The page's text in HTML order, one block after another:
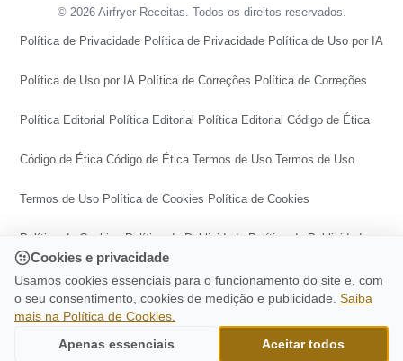
© 2026 Airfryer Receitas. Todos os direitos reservados.
Política de Privacidade Política de Privacidade Política de Uso por IA
Política de Uso por IA Política de Correções Política de Correções
Política Editorial Política Editorial Política Editorial Código de Ética
Código de Ética Código de Ética Termos de Uso Termos de Uso
Termos de Uso Política de Cookies Política de Cookies
Política de Cookies Política de Publicidade Política de Publicidade
Política de Publicidade Central de Transparência
Central de Transparência Central de Transparência
Ir para o topo
Cookies e privacidade
Usamos cookies essenciais para o funcionamento do site e, com
o seu consentimento, cookies de medição e publicidade. Saiba
mais na Política de Cookies.
Apenas essenciais Aceitar todos
CONTINUE LENDO
Mini Pão De Queijo Na Airfryer: Receita
Caseira Muito Fácil